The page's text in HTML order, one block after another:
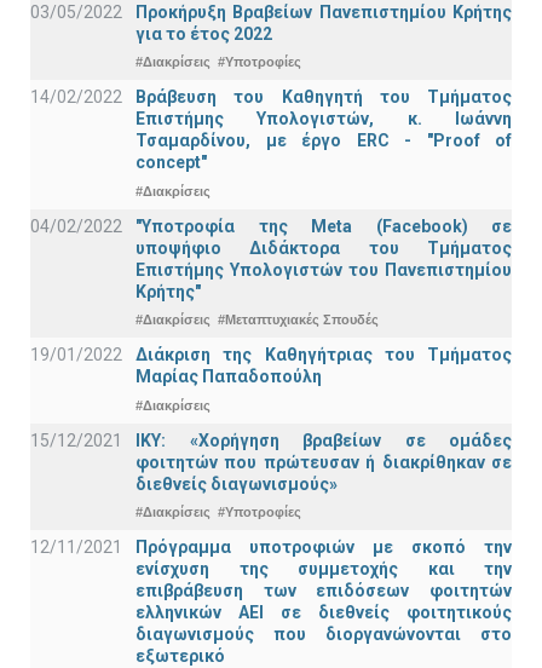
03/05/2022
Προκήρυξη Βραβείων Πανεπιστημίου Κρήτης
για το έτος 2022
#Διακρίσεις #Υποτροφίες
14/02/2022
Βράβευση του Καθηγητή του Τμήματος
Επιστήμης Υπολογιστών, κ. Ιωάννη
Τσαμαρδίνου, με έργο ERC - "Proof of
concept"
#Διακρίσεις
04/02/2022
"Υποτροφία της Meta (Facebook) σε
υποψήφιο Διδάκτορα του Τμήματος
Επιστήμης Υπολογιστών του Πανεπιστημίου
Κρήτης"
#Διακρίσεις #Μεταπτυχιακές Σπουδές
19/01/2022
Διάκριση της Καθηγήτριας του Τμήματος
Μαρίας Παπαδοπούλη
#Διακρίσεις
15/12/2021
IKY: «Χορήγηση βραβείων σε ομάδες
φοιτητών που πρώτευσαν ή διακρίθηκαν σε
διεθνείς διαγωνισμούς»
#Διακρίσεις #Υποτροφίες
12/11/2021
Πρόγραμμα υποτροφιών με σκοπό την
ενίσχυση της συμμετοχής και την
επιβράβευση των επιδόσεων φοιτητών
ελληνικών ΑΕΙ σε διεθνείς φοιτητικούς
διαγωνισμούς που διοργανώνονται στο
εξωτερικό